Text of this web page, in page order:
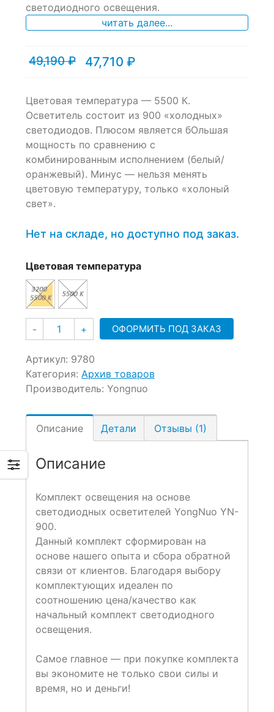
светодиодного освещения.
читать далее...
49,190₽
Первоначальная47,710 ₽
Текущая
Цветовая температура — 5500 К.
Осветитель состоит из 900 «холодных»
светодиодов. Плюсом является бОльшая
мощность по сравнению с
комбинированным исполнением (белый/
оранжевый). Минус — нельзя менять
цветовую температуру, только «холоный
свет».
Нет на складе, но доступно под заказ.
Цветовая температура
- Количество
+ ОФОРМИТЬ ПОД ЗАКАЗ
Артикул: 9780
Категория: Архив товаров
Производитель: Yongnuo
Описание Детали Отзывы (1)
Описание
Комплект освещения на основе
светодиодных осветителей YongNuo YN-
900.
Данный комплект сформирован на
основе нашего опыта и сбора обратной
связи от клиентов. Благодаря выбору
комплектующих идеален по
соотношению цена/качество как
начальный комплект светодиодного
освещения.
Самое главное — при покупке комплекта
вы экономите не только свои силы и
время, но и деньги!